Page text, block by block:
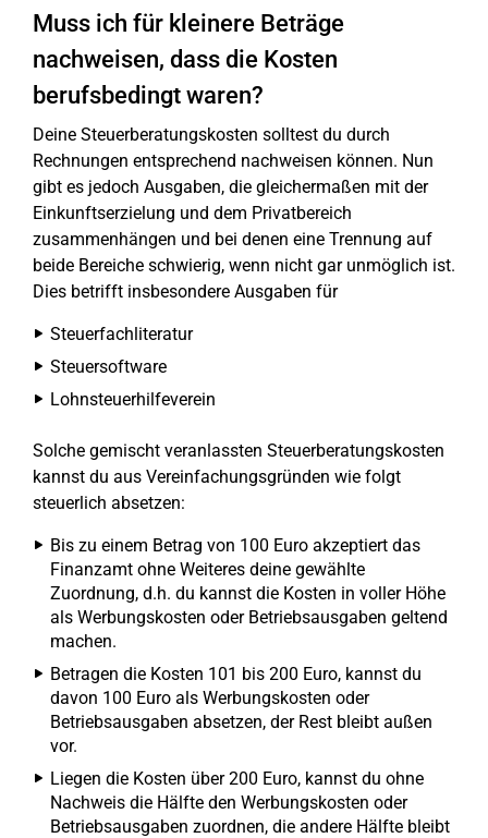
Muss ich für kleinere Beträge
nachweisen, dass die Kosten
berufsbedingt waren?
Deine Steuerberatungskosten solltest du durch
Rechnungen entsprechend nachweisen können. Nun
gibt es jedoch Ausgaben, die gleichermaßen mit der
Einkunftserzielung und dem Privatbereich
zusammenhängen und bei denen eine Trennung auf
beide Bereiche schwierig, wenn nicht gar unmöglich ist.
Dies betrifft insbesondere Ausgaben für
Steuerfachliteratur
Steuersoftware
Lohnsteuerhilfeverein
Solche gemischt veranlassten Steuerberatungskosten
kannst du aus Vereinfachungsgründen wie folgt
steuerlich absetzen:
Bis zu einem Betrag von 100 Euro akzeptiert das
Finanzamt ohne Weiteres deine gewählte
Zuordnung, d.h. du kannst die Kosten in voller Höhe
als Werbungskosten oder Betriebsausgaben geltend
machen.
Betragen die Kosten 101 bis 200 Euro, kannst du
davon 100 Euro als Werbungskosten oder
Betriebsausgaben absetzen, der Rest bleibt außen
vor.
Liegen die Kosten über 200 Euro, kannst du ohne
Nachweis die Hälfte den Werbungskosten oder
Betriebsausgaben zuordnen, die andere Hälfte bleibt